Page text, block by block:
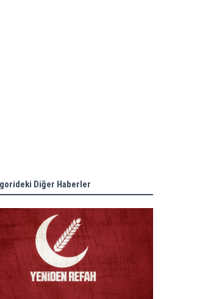
Diğer Haberler